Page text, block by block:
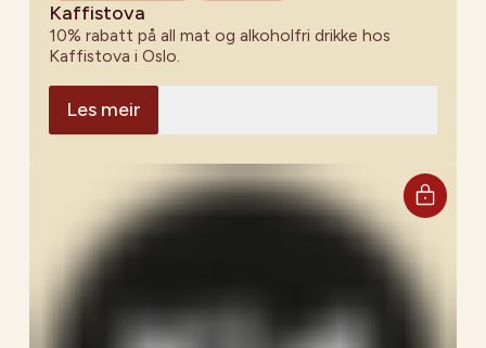
Kaffistova
10% rabatt på all mat og alkoholfri drikke hos
Kaffistova i Oslo.
Les meir